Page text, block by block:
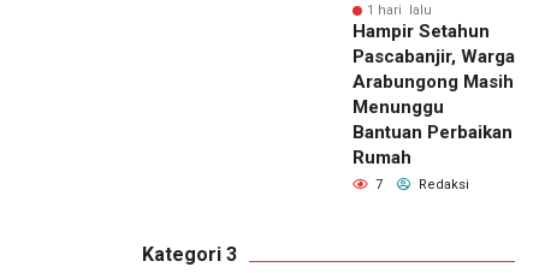
1 hari lalu
Hampir Setahun
Pascabanjir, Warga
Arabungong Masih
Menunggu
Bantuan Perbaikan
Rumah
7 Redaksi
Kategori 3